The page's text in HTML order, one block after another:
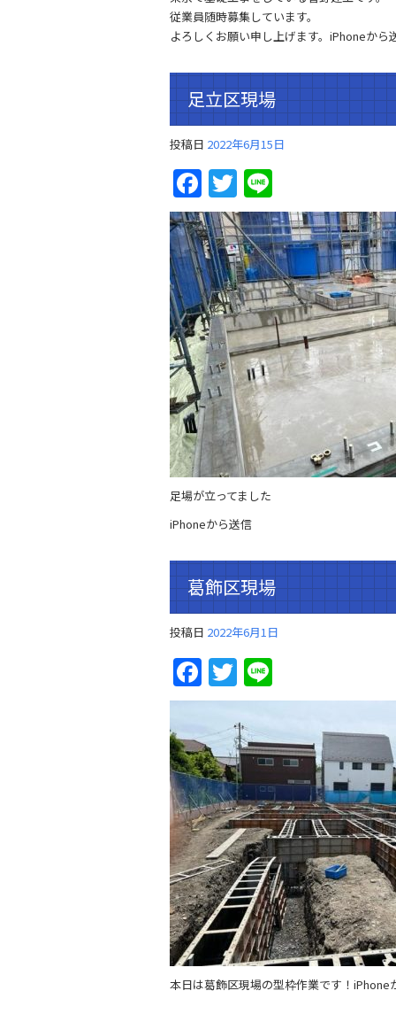
従業員随時募集しています。
よろしくお願い申し上げます。iPhoneから
足立区現場
投稿日 2022年6月15日
Facebook
Twitter
足場が立ってました
iPhoneから送信
葛飾区現場
投稿日 2022年6月1日
Facebook
Twitter
本日は葛飾区現場の型枠作業です！iPhone